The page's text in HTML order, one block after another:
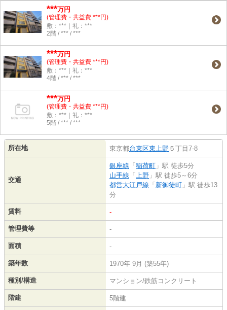
***万円
(管理費・共益費 ***円)
敷：***｜礼：***
2階 / *** / ***
***万円
(管理費・共益費 ***円)
敷：***｜礼：***
4階 / *** / ***
***万円
(管理費・共益費 ***円)
敷：***｜礼：***
5階 / *** / ***
所在地 東京都台東区東上野 ５丁目7-8
交通
銀座線 「 稲荷町 」駅 徒歩5分
山手線 「 上野 」駅 徒歩5～6分
都営大江戸線 「 新御徒町 」駅 徒歩13
分
賃料 -
管理費等 -
面積 -
築年数 1970年 9月 (築55年)
種別/構造 マンション/鉄筋コンクリート
階建 5階建